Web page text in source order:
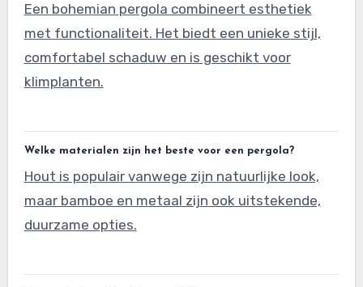
Een bohemian pergola combineert esthetiek
met functionaliteit. Het biedt een unieke stijl,
comfortabel schaduw en is geschikt voor
klimplanten.
Welke materialen zijn het beste voor een pergola?
Hout is populair vanwege zijn natuurlijke look,
maar bamboe en metaal zijn ook uitstekende,
duurzame opties.